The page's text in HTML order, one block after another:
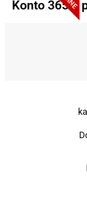
Konto 365 +